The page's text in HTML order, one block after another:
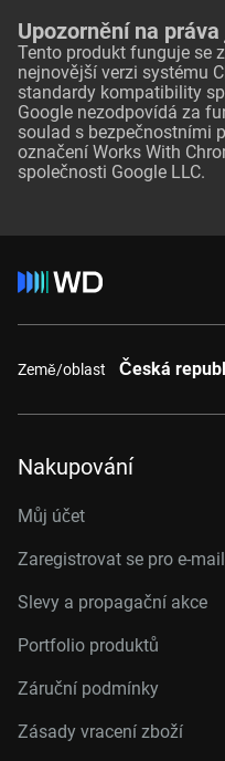
Upozornění na
Tento produkt funguje se
nejnovější verzi systému
standardy kompatibility
Google nezodpovídá za
soulad s bezpečnostními
označení Works With
společnosti Google LLC.
Země/oblast Česká
Nakupování
Můj účet
Zaregistrovat se pro e-
Slevy a propagační akce
Portfolio produktů
Záruční podmínky
Zásady vracení zboží